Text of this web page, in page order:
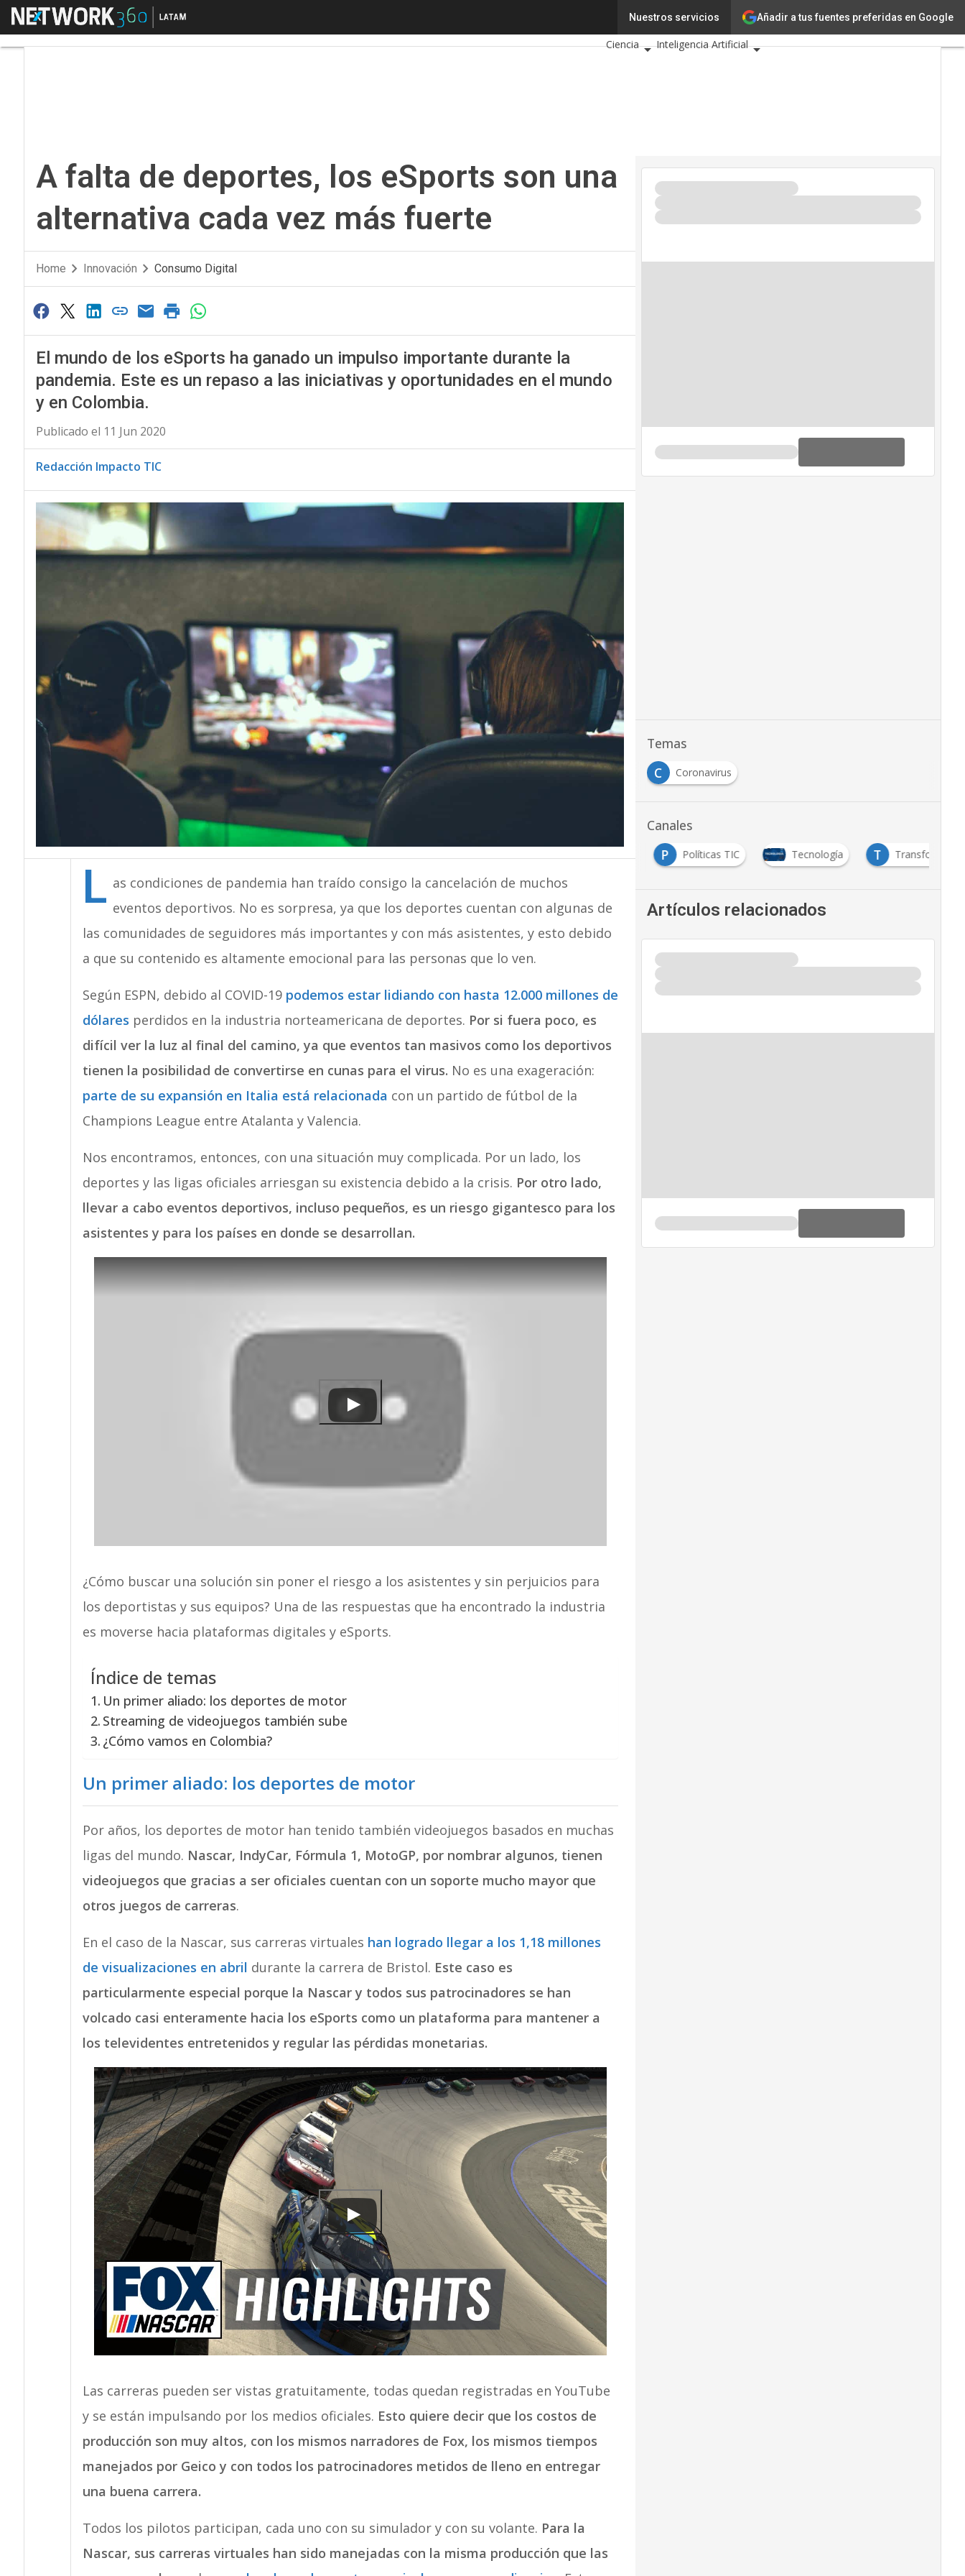
Añadir a tus fuentes preferidas en Google
Nuestros servicios
Menú Tecnología
Innovación
Ciencia
Inteligencia Artificial
A falta de deportes, los eSports son una
alternativa cada vez más fuerte
Home Innovación Consumo Digital
El mundo de los eSports ha ganado un impulso importante durante la
pandemia. Este es un repaso a las iniciativas y oportunidades en el mundo
y en Colombia.
Publicado el 11 Jun 2020
Redacción Impacto TIC
L as condiciones de pandemia han traído consigo la cancelación de muchos
eventos deportivos. No es sorpresa, ya que los deportes cuentan con algunas de
las comunidades de seguidores más importantes y con más asistentes, y esto debido
a que su contenido es altamente emocional para las personas que lo ven.
Según ESPN, debido al COVID-19 podemos estar lidiando con hasta 12.000 millones de
dólares perdidos en la industria norteamericana de deportes. Por si fuera poco, es
difícil ver la luz al final del camino, ya que eventos tan masivos como los deportivos
tienen la posibilidad de convertirse en cunas para el virus. No es una exageración:
parte de su expansión en Italia está relacionada con un partido de fútbol de la
Champions League entre Atalanta y Valencia.
Nos encontramos, entonces, con una situación muy complicada. Por un lado, los
deportes y las ligas oficiales arriesgan su existencia debido a la crisis. Por otro lado,
llevar a cabo eventos deportivos, incluso pequeños, es un riesgo gigantesco para los
asistentes y para los países en donde se desarrollan.
¿Cómo buscar una solución sin poner el riesgo a los asistentes y sin perjuicios para
los deportistas y sus equipos? Una de las respuestas que ha encontrado la industria
es moverse hacia plataformas digitales y eSports.
Índice de temas
Un primer aliado: los deportes de motor
Streaming de videojuegos también sube
¿Cómo vamos en Colombia?
Un primer aliado: los deportes de motor
Por años, los deportes de motor han tenido también videojuegos basados en muchas
ligas del mundo. Nascar, IndyCar, Fórmula 1, MotoGP, por nombrar algunos, tienen
videojuegos que gracias a ser oficiales cuentan con un soporte mucho mayor que
otros juegos de carreras.
En el caso de la Nascar, sus carreras virtuales han logrado llegar a los 1,18 millones
de visualizaciones en abril durante la carrera de Bristol. Este caso es
particularmente especial porque la Nascar y todos sus patrocinadores se han
volcado casi enteramente hacia los eSports como un plataforma para mantener a
los televidentes entretenidos y regular las pérdidas monetarias.
Las carreras pueden ser vistas gratuitamente, todas quedan registradas en YouTube
y se están impulsando por los medios oficiales. Esto quiere decir que los costos de
producción son muy altos, con los mismos narradores de Fox, los mismos tiempos
manejados por Geico y con todos los patrocinadores metidos de lleno en entregar
una buena carrera.
Todos los pilotos participan, cada uno con su simulador y con su volante. Para la
Nascar, sus carreras virtuales han sido manejadas con la misma producción que las
Temas
C
Coronavirus
Canales
C
D D E P Políticas TIC Tecnología T
Artículos relacionados